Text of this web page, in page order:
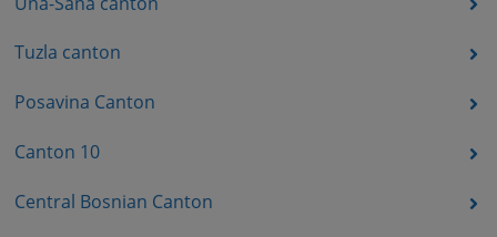
Tuzla canton
Posavina Canton
Canton 10
Central Bosnian Canton